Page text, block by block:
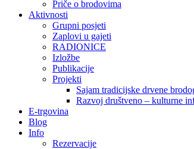
Priče o brodovima
Aktivnosti
Grupni posjeti
Zaplovi u gajeti
RADIONICE
Izložbe
Publikacije
Projekti
Sajam tradicijske drvene
Razvoj društveno – kulturne
E-trgovina
Blog
Info
Rezervacije